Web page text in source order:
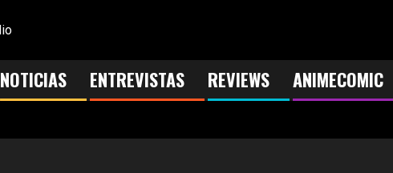
NOTICIAS ENTREVISTAS REVIEWS ANIMECOMIC